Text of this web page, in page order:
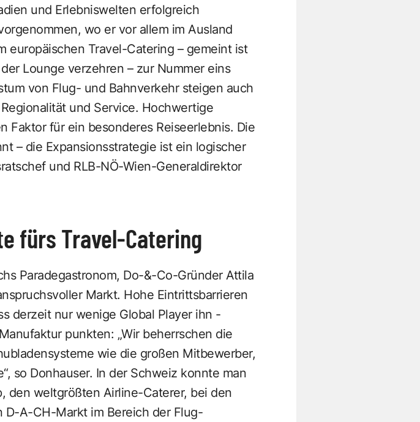
und Erlebniswelten erfolgreich
wo er vor allem im Ausland
europäischen Travel-Catering – gemeint ist
Lounge verzehren – zur Nummer eins
von Flug- und Bahnverkehr steigen auch
und Service. Hochwertige
Faktor für ein besonderes Reiseerlebnis. Die
– die Expansionsstrategie ist ein logischer
und RLB-NÖ-Wien-Generaldirektor
fürs Travel-Catering
Paradegastronom, Do-&-Co-Gründer Attila
Markt. Hohe Eintrittsbarrieren
derzeit nur wenige Global Player ihn
punkten: „Wir beherrschen die
wie die großen Mitbewerber,
so Donhauser. In der Schweiz konnte man
den welt­größten Airline-Caterer, bei den
­D-A-CH-Markt im Bereich der Flug­